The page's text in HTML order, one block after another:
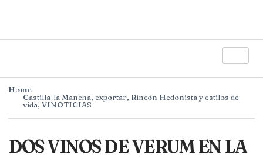
Home
Castilla-la Mancha, exportar, Rincón Hedonista y estilos de
vida, VINOTICIAS
DOS VINOS DE VERUM EN LA